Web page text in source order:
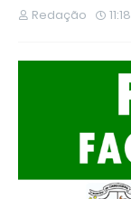
Redação 11:18